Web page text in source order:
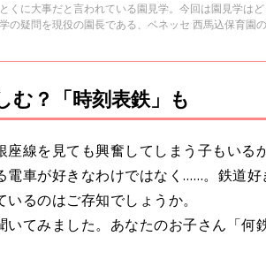
くに大事だと言われている園見学。今回は園見学は
の疑問を現役の園長である、ベネッセ 西馬込保育園
む？「時刻表鉄」も
線を見ても興奮してしまう子もいる
電車が好きなわけではなく……。鉄道好
るのはご存知でしょうか。
てみました。あなたのお子さん「何